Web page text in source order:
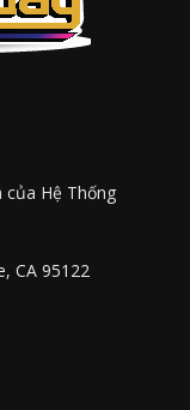
của Hệ Thống
CA 95122